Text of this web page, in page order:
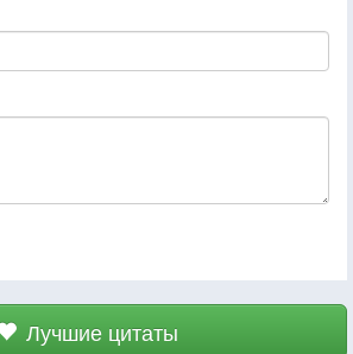
Лучшие цитаты